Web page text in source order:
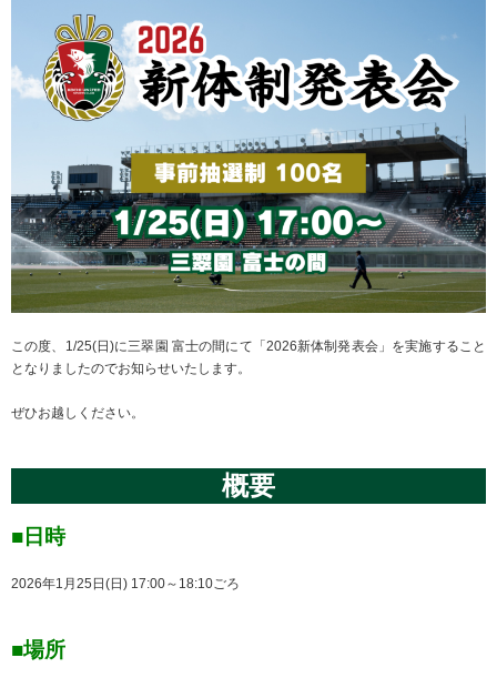
この度、1/25(日)に三翠園 富士の間にて「2026新体制発表会」を実施すること
となりましたのでお知らせいたします。
ぜひお越しください。
概要
■日時
2026年1月25日(日) 17:00～18:10ごろ
■場所